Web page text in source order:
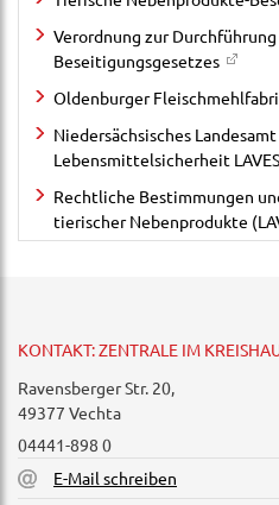
Verordnung zur
Beseitigungsgesetzes
Oldenburger
Niedersächsisches
Lebensmittelsicherheit LAVES
Rechtliche Bestimmungen
tierischer Nebenprodukte
KONTAKT: ZENTRALE IM
Ravensberger Str. 20,
49377 Vechta
04441-898 0
E-Mail schreiben